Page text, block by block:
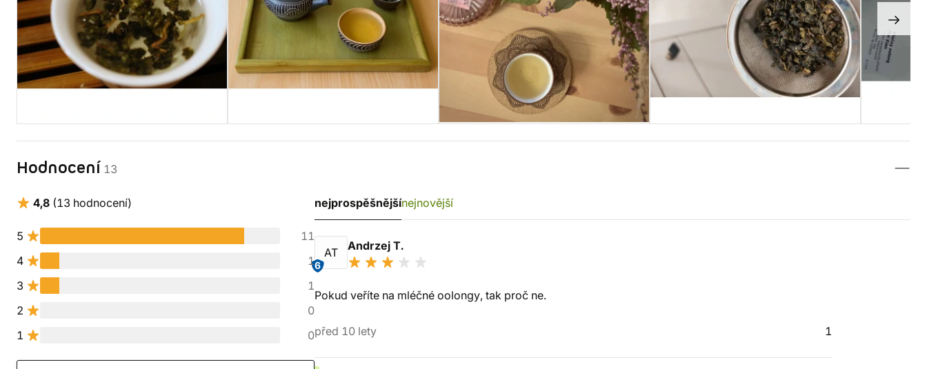
Hodnocení 13
4,8 (13 hodnocení)
5
11
4
1
3
1
2
0
1
0
nejprospěšnějšínejnovější
AT
6
Andrzej T.
Pokud veříte na mléčné oolongy, tak proč ne.
před 10 lety 1